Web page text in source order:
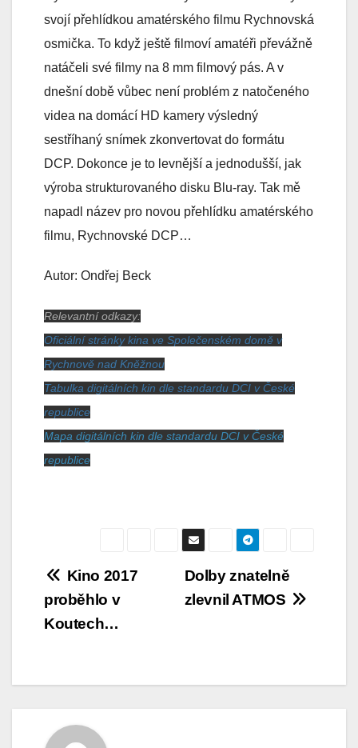
svojí přehlídkou amatérského filmu Rychnovská
osmička. To když ještě filmoví amatéři převážně
natáčeli své filmy na 8 mm filmový pás. A v
dnešní době vůbec není problém z natočeného
videa na domácí HD kamery výsledný
sestříhaný snímek zkonvertovat do formátu
DCP. Dokonce je to levnější a jednodušší, jak
výroba strukturovaného disku Blu-ray. Tak mě
napadl název pro novou přehlídku amatérského
filmu, Rychnovské DCP…
Autor: Ondřej Beck
Relevantní odkazy:
Oficiální stránky kina ve Společenském domě v
Rychnově nad Kněžnou
Tabulka digitálních kin dle standardu DCI v České
republice
Mapa digitálních kin dle standardu DCI v České
republice
Navigace
pro
Dolby znatelně
zlevnil ATMOS
Kino 2017
proběhlo v
Koutech…